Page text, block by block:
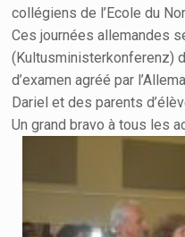
collégiens de l’Ecole du
Ces journées allemandes
(Kultusministerkonferenz)
d’examen agréé par
Dariel et des parents
Un grand bravo à tous les